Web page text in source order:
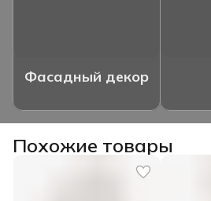
Фасадный декор
Похожие товары